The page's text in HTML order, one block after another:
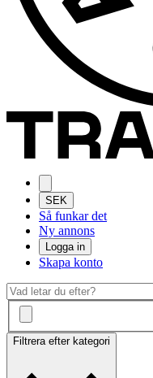
SEK
Så funkar det
Ny annons
Logga in
Skapa konto
Filtrera efter kategori